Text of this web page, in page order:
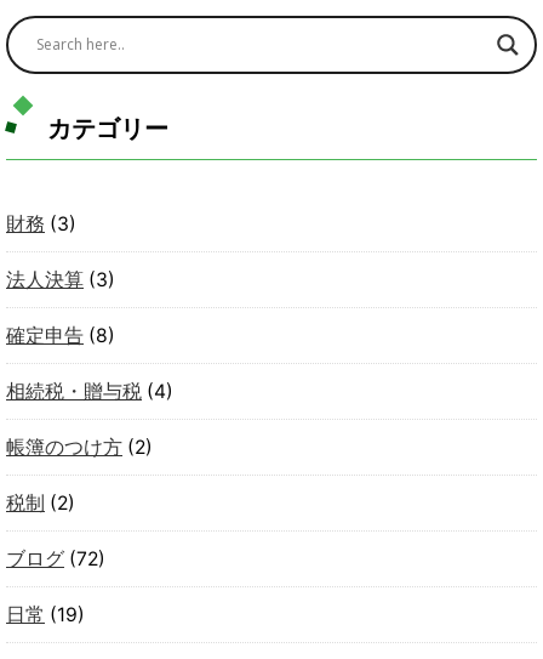
カテゴリー
財務 (3)
法人決算 (3)
確定申告 (8)
相続税・贈与税 (4)
帳簿のつけ方 (2)
税制 (2)
ブログ (72)
日常 (19)